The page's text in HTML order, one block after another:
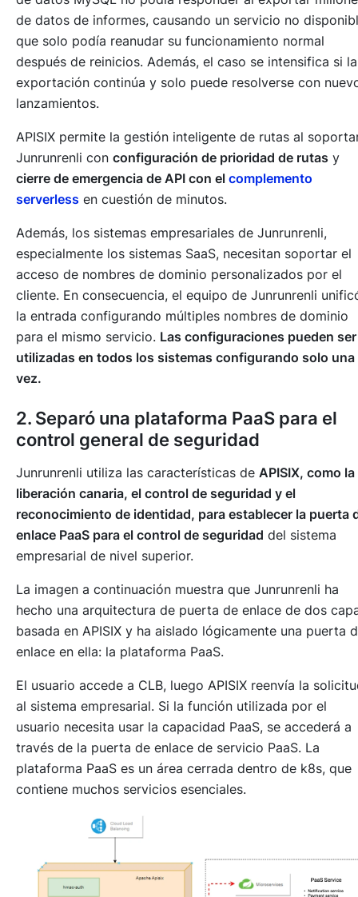
de datos de informes, causando un servicio no
que solo podía reanudar su funcionamiento normal
después de reinicios. Además, el caso se intensifica si la
exportación continúa y solo puede resolverse con
lanzamientos.
APISIX permite la gestión inteligente de rutas al
Junrunrenli con configuración de prioridad de rutas y
cierre de emergencia de API con el complemento
serverless en cuestión de minutos.
Además, los sistemas empresariales de Junrunrenli,
especialmente los sistemas SaaS, necesitan soportar el
acceso de nombres de dominio personalizados por el
cliente. En consecuencia, el equipo de Junrunrenli
la entrada configurando múltiples nombres de dominio
para el mismo servicio. Las configuraciones pueden ser
utilizadas en todos los sistemas configurando solo una
vez.
2. Separó una plataforma PaaS para el
control general de seguridad
Junrunrenli utiliza las características de APISIX, como la
liberación canaria, el control de seguridad y el
reconocimiento de identidad, para establecer la puerta
enlace PaaS para el control de seguridad del sistema
empresarial de nivel superior.
La imagen a continuación muestra que Junrunrenli ha
hecho una arquitectura de puerta de enlace de dos
basada en APISIX y ha aislado lógicamente una puerta
enlace en ella: la plataforma PaaS.
El usuario accede a CLB, luego APISIX reenvía la
al sistema empresarial. Si la función utilizada por el
usuario necesita usar la capacidad PaaS, se accederá a
través de la puerta de enlace de servicio PaaS. La
plataforma PaaS es un área cerrada dentro de k8s, que
contiene muchos servicios esenciales.